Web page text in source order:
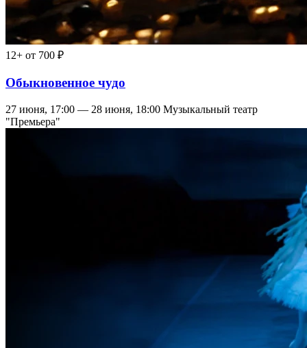
12+ от 700 ₽
Обыкновенное чудо
27 июня, 17:00 — 28 июня, 18:00 Музыкальный театр
"Премьера"